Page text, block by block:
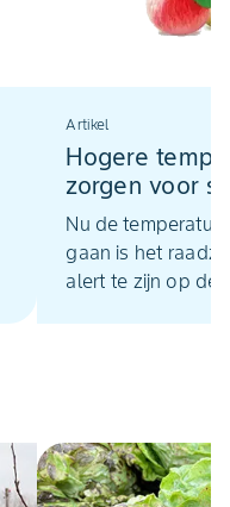
Artikel
Hogere
zorgen voor
ontwikkeling
in appel en
Nu de
gaan is het
alert te zijn op de
alert te zijn.